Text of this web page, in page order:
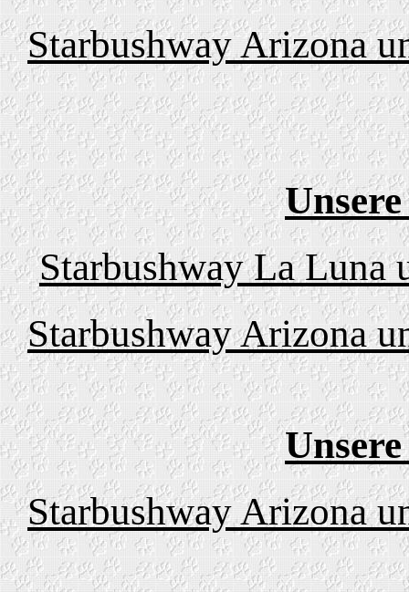
Starbushway Arizona
Starbushway La Luna
Starbushway Arizona
Starbushway Arizona